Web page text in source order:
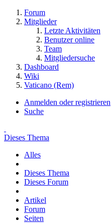
Forum
Mitglieder
Letzte Aktivitäten
Benutzer online
Team
Mitgliedersuche
Dashboard
Wiki
Vaticano (Rem)
Anmelden oder registrieren
Suche
Dieses Thema
Alles
Dieses Thema
Dieses Forum
Artikel
Forum
Seiten